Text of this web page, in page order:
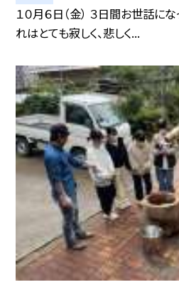
１０月６日（金） ３日間お世話に
れはとても寂しく、悲しく...